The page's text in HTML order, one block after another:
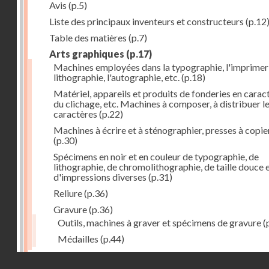
Avis (p.5)
Liste des principaux inventeurs et constructeurs (p.12)
Table des matières (p.7)
Arts graphiques (p.17)
Machines employées dans la typographie,
lithographie, l'autographie, etc. (p.18)
Matériel, appareils et produits de fonderies en
du clichage, etc. Machines à composer, à distribuer
caractères (p.22)
Machines à écrire et à sténographier, presses à
(p.30)
Spécimens en noir et en couleur de typographie, de
lithographie, de chromolithographie, de taille douce
d'impressions diverses (p.31)
Reliure(p.36)
Gravure(p.36)
Outils, machines à graver et spécimens de gravure
Médailles (p.44)